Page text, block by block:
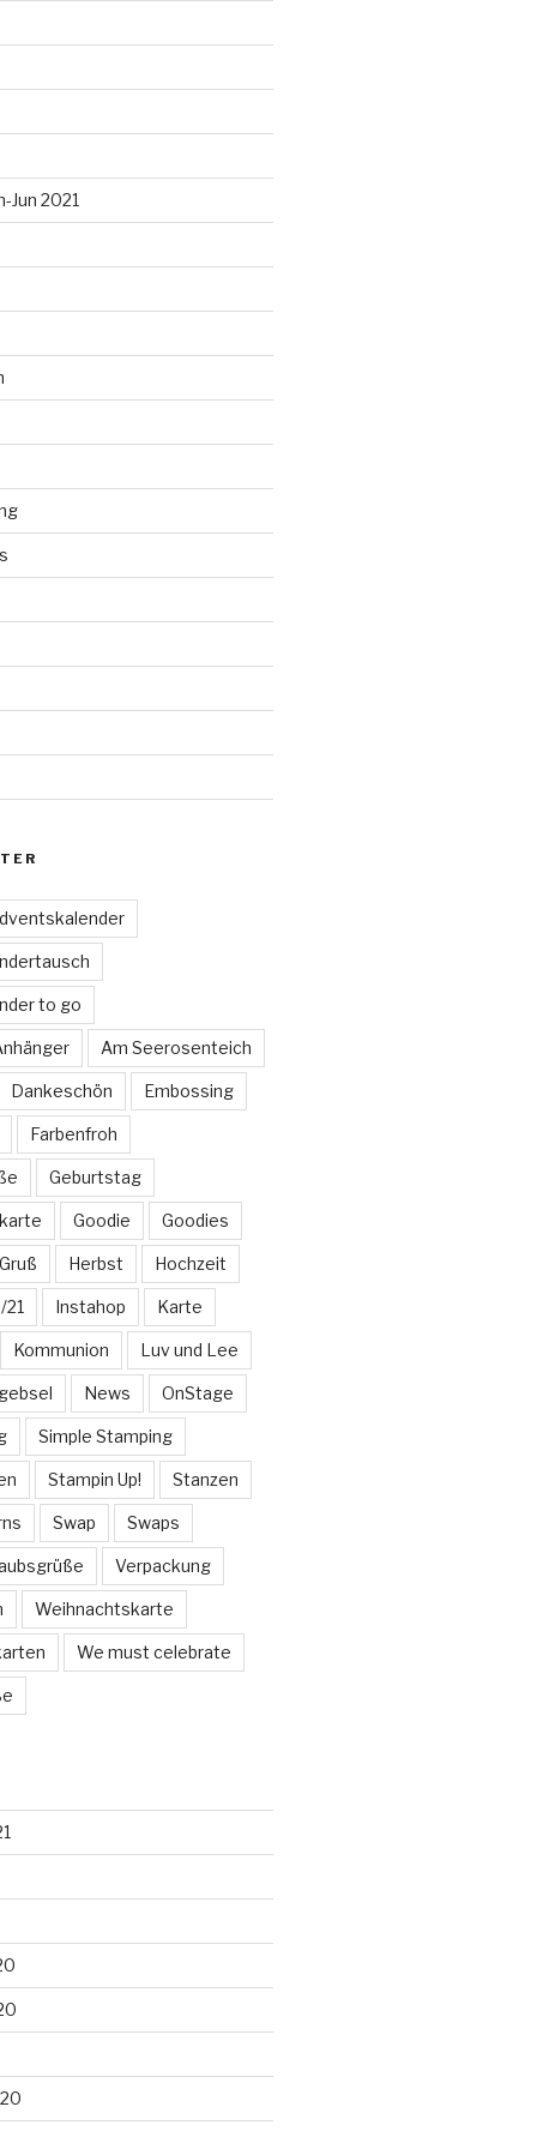
Jun 2021
to go
Am Seerosenteich
Dankeschön Embossing
Farbenfroh
Geburtstag
Goodie Goodies
Herbst Hochzeit
Instahop Karte
Kommunion Luv und Lee
News OnStage
Simple Stamping
Stampin Up! Stanzen
Swap Swaps
Verpackung
Weihnachtskarte
We must celebrate